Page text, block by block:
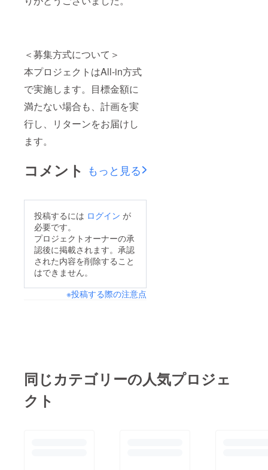
＜募集方式について＞
本プロジェクトはAll-in方式
で実施します。目標金額に
満たない場合も、計画を実
行し、リターンをお届けし
ます。
コメント もっと見る
投稿するには ログイン が
必要です。
プロジェクトオーナーの承
認後に掲載されます。承認
された内容を削除すること
はできません。
※投稿する際の注意点
同じカテゴリーの人気プロジェ
クト